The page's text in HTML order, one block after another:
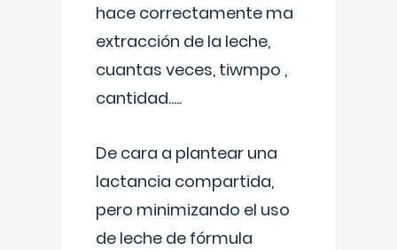
hace correctamente ma
extracción de la leche,
cuantas veces, tiwmpo ,
cantidad.....
De cara a plantear una
lactancia compartida,
pero minimizando el uso
de leche de fórmula